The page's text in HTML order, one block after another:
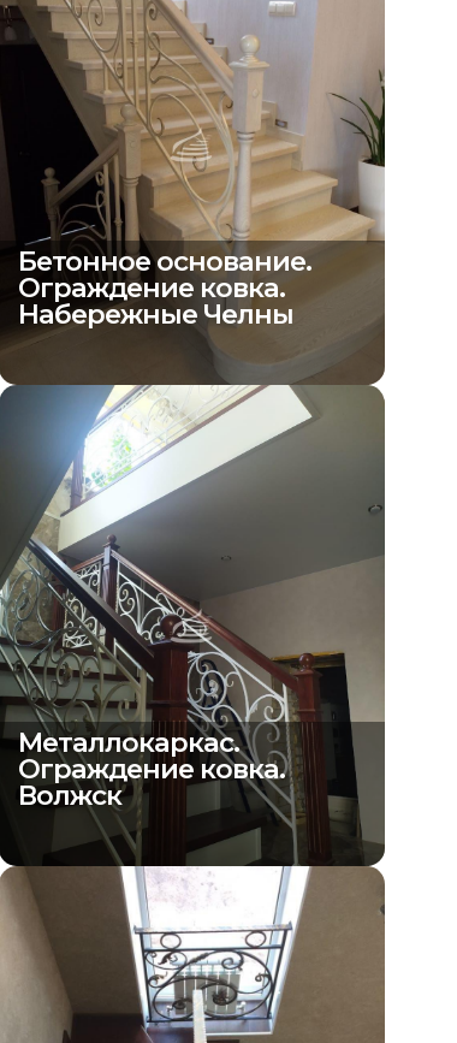
Бетонное основание.
Ограждение ковка.
Набережные Челны
Металлокаркас.
Ограждение ковка.
Волжск